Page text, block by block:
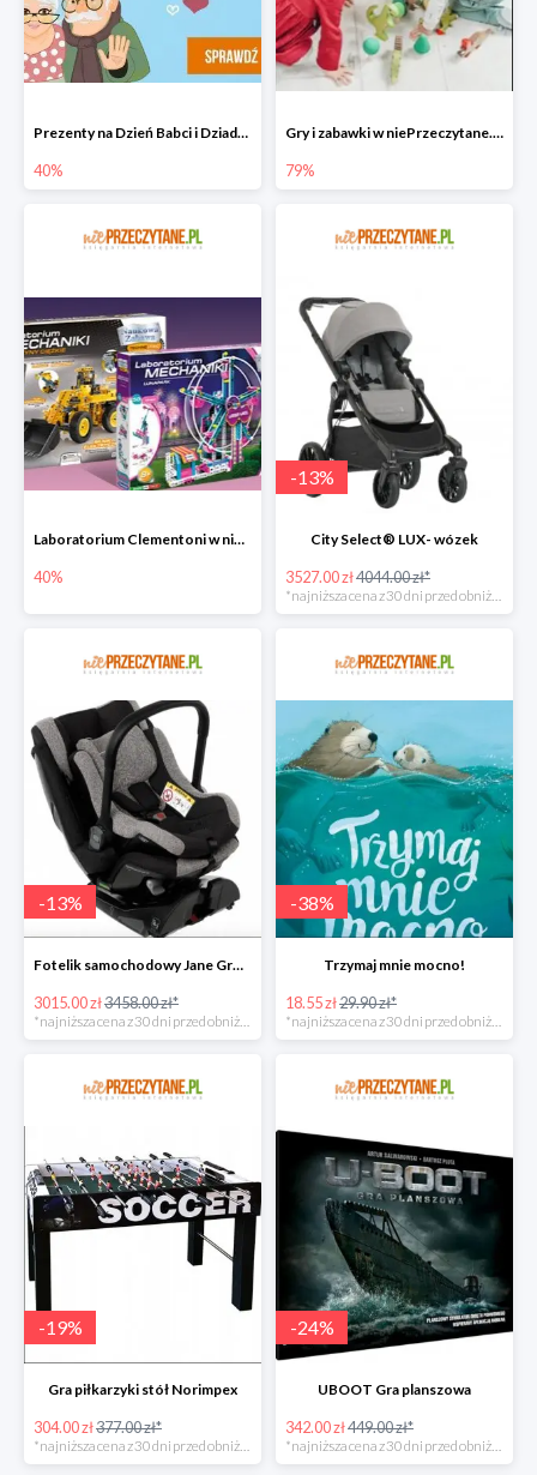
Prezenty na Dzień Babci i Dziadka w niePrzeczytane.pl do -40%
40%
Gry i zabawki w niePrzeczytane.pl do -79%
79%
Laboratorium Clementoni w niePrzeczytane.pl do -40%
40%
-13%
City Select® LUX- wózek
3527.00 zł4044.00 zł*
*najniższa cena z 30 dni przed obniżką
-13%
Fotelik samochodowy Jane Groowy i-Size
3015.00 zł3458.00 zł*
-38%
Trzymaj mnie mocno!
18.55 zł29.90 zł*
-19%
Gra piłkarzyki stół Norimpex
304.00 zł377.00 zł*
*najniższa cena z 30 dni przed obniżką
-24%
UBOOT Gra planszowa
342.00 zł449.00 zł*
*najniższa cena z 30 dni przed obniżką